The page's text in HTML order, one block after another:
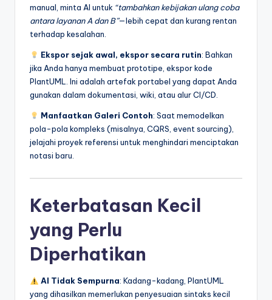
manual, minta AI untuk “tambahkan kebijakan ulang coba
antara layanan A dan B”—lebih cepat dan kurang rentan
terhadap kesalahan.
Ekspor sejak awal, ekspor secara rutin: Bahkan
jika Anda hanya membuat prototipe, ekspor kode
PlantUML. Ini adalah artefak portabel yang dapat Anda
gunakan dalam dokumentasi, wiki, atau alur CI/CD.
Manfaatkan Galeri Contoh: Saat memodelkan
pola-pola kompleks (misalnya, CQRS, event sourcing),
jelajahi proyek referensi untuk menghindari menciptakan
notasi baru.
Keterbatasan Kecil
yang Perlu
Diperhatikan
AI Tidak Sempurna: Kadang-kadang, PlantUML
yang dihasilkan memerlukan penyesuaian sintaks kecil